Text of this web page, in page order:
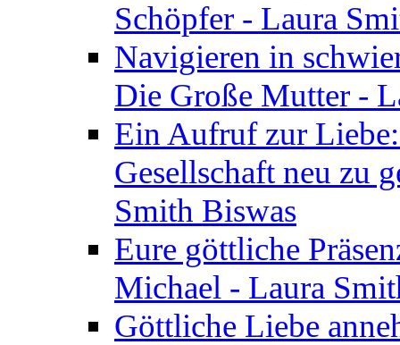
Schöpfer - Laura
Navigieren in
Die Große Mutter -
Ein Aufruf zur
Gesellschaft neu zu
Smith Biswas
Eure göttliche
Michael - Laura
Göttliche Liebe